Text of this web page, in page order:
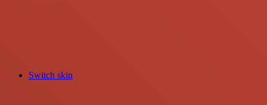
Switch skin